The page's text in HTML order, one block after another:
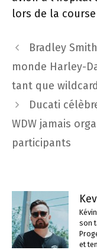
lors de la
Navigation
des
Bradley
monde Harley-
tant que wildcard
Ducati
WDW jamais
participants
son
et